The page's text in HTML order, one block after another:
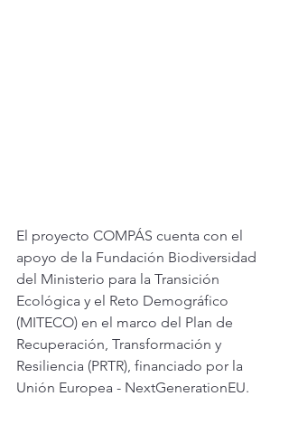
El proyecto COMPÁS cuenta con el
apoyo de la Fundación Biodiversidad
del Ministerio para la Transición
Ecológica y el Reto Demográfico
(MITECO) en el marco del Plan de
Recuperación, Transformación y
Resiliencia (PRTR), financiado por la
Unión Europea - NextGenerationEU.